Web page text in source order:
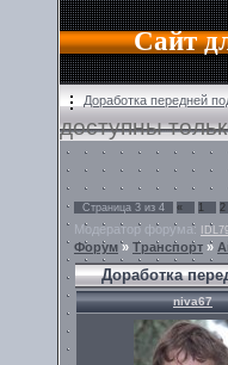
Сайт
Доработка передней
доступны
Страница 3 из 4 « 1 2
Модератор форума:
Форум» Транспорт »
Доработка
niva67